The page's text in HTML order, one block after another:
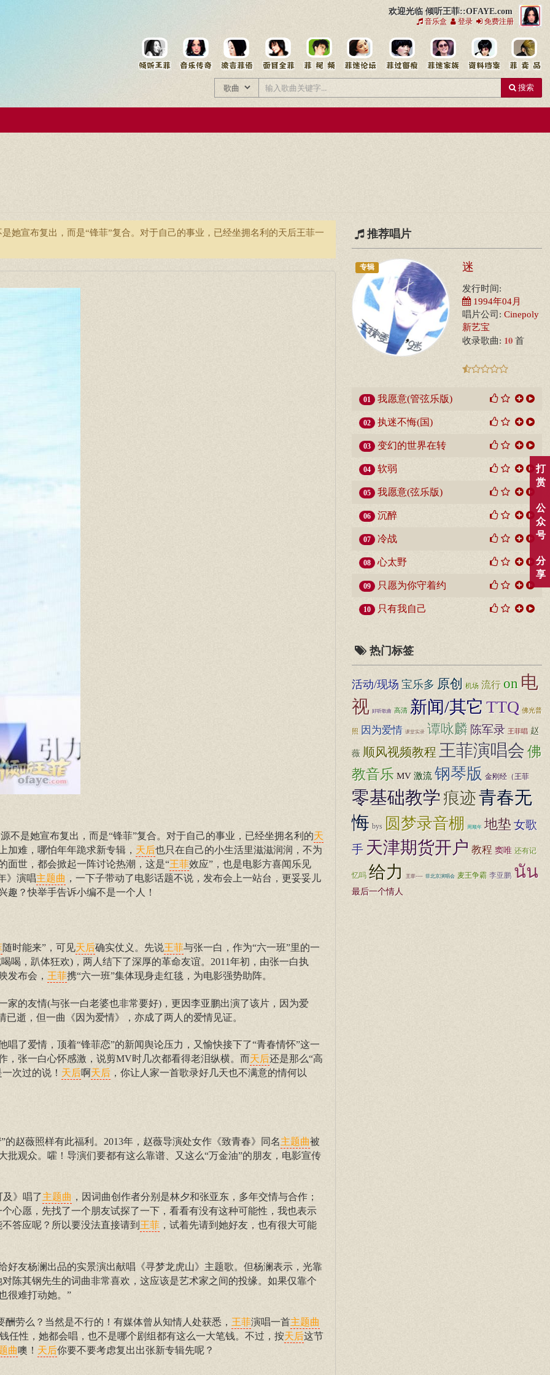
欢迎光临 倾听王菲::OFAYE.com
音乐盒 登录 免费注册
搜索
她宣布复出，而是“锋菲”复合。对于自己的事业，已经坐拥名利的天后王菲一
不是她宣布复出，而是“锋菲”复合。对于自己的事业，已经坐拥名利的天
加难，哪怕年年跪求新专辑， 天后也只在自己的小生活里滋滋润润，不为
面世，都会掀起一阵讨论热潮，这是“王菲效应”，也是电影方喜闻乐见
》演唱主题曲 ，一下子带动了电影话题不说，发布会上一站台，更妥妥儿
趣？快举手告诉小编不是一个人！
随时能来”，可见天后确实仗义。先说王菲与张一白，作为“六一班”里的一
喝，趴体狂欢)，两人结下了深厚的革命友谊。2011年初，由张一白执
发布会， 王菲携“六一班”集体现身走红毯，为电影强势助阵。
家的友情(与张一白老婆也非常要好)，更因李亚鹏出演了该片，因为爱
逝，但一曲《因为爱情》，亦成了两人的爱情见证。
唱了爱情，顶着“锋菲恋”的新闻舆论压力，又愉快接下了“青春情怀”这一
，张一白心怀感激，说剪MV时几次都看得老泪纵横。而天后还是那么“高
次过的说！ 天后啊天后 ，你让人家一首歌录好几天也不满意的情何以
的赵薇照样有此福利。2013年，赵薇导演处女作《致青春》同名主题曲被
观众。嚯！导演们要都有这么靠谱、又这么“万金油”的朋友，电影宣传
》唱了主题曲 ，因词曲创作者分别是林夕和张亚东，多年交情与合作；
心愿，先找了一个朋友试探了一下，看看有没有这种可能性，我也表示
不答应呢？所以要没法直接请到 王菲 ，试着先请到她好友，也有很大可能
好友杨澜出品的实景演出献唱《寻梦龙虎山》主题歌。但杨澜表示，光靠
陈其钢先生的词曲非常喜欢，这应该是艺术家之间的投缘。如果仅靠个
很难打动她。”
劳么？当然是不行的！有媒体曾从知情人处获悉， 王菲演唱一首主题曲
任性，她都会唱，也不是哪个剧组都有这么一大笔钱。不过，按天后这节
曲噢！ 天后你要不要考虑复出出张新专辑先呢？
推荐唱片
专辑 迷
发行时间:
1994年04月
唱片公司: Cinepoly
新艺宝
收录歌曲: 10 首
01 我愿意(管弦乐版)
02 执迷不悔(国)
03 变幻的世界在转
04 软弱
05 我愿意(弦乐版)
06 沉醉
07 冷战
08 心太野
09 只愿为你守着约
10 只有我自己
热门标签
活动/现场 宝乐多 原创 机场 流行 on 电
视 好听歌曲 高清 新闻/其它TTQ 佛光普
照 因为爱情 课堂实录 谭咏麟 陈军录 王菲唱 赵
薇 顺风视频教程 王菲演唱会佛
教音乐 MV 激流 钢琴版 金刚经（王菲
零基础教学痕迹青春无
悔 bys 圆梦录音棚 周顺年 地垫女歌
手 天津期货开户 教程 窦唯 还有记
忆吗 给力 王菲---- 菲北京演唱会 麦王争霸 李亚鹏 นัน
最后一个情人
打
赏
公
众
号
分
享